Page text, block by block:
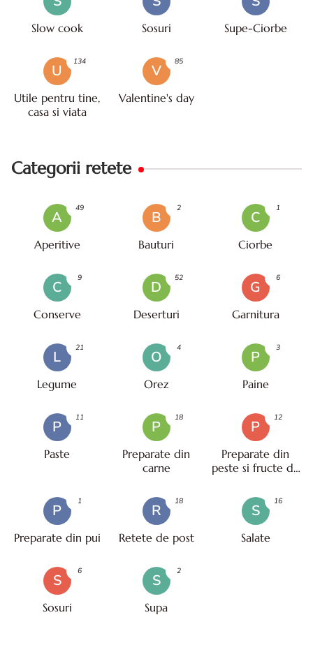
Slow cook Sosuri Supe-Ciorbe
U
Utile pentru tine,
casa si viata
134
V
Valentine's day
85
Categorii retete
A
Aperitive
49
B
Bauturi
2
C
Ciorbe
1
C
Conserve
9
D
Deserturi
52
G
Garnitura
6
L
Legume
21
O
Orez
4
P
Paine
3
P
Paste
11
P
Preparate din
carne
18
P
Preparate din
peste si fructe de
12
P
Preparate din pui
1
R
Retete de post
18
S
Salate
16
S
Sosuri
6
S
Supa
2